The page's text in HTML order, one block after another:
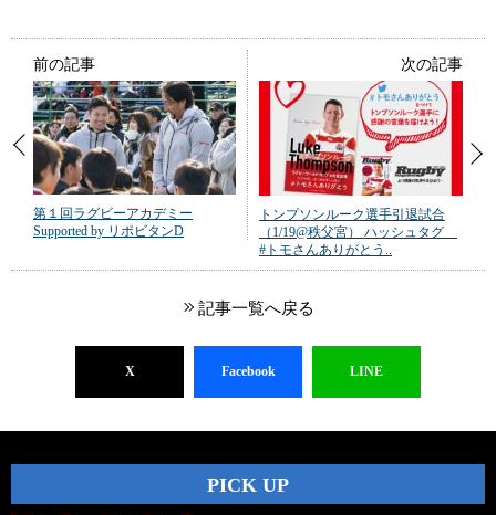
前の記事
第１回ラグビーアカデミー
Supported by リポビタンD
次の記事
トンプソンルーク選手引退試合
（1/19@秩父宮） ハッシュタグ
#トモさんありがとう..
記事一覧へ戻る
X Facebook LINE
PICK UP